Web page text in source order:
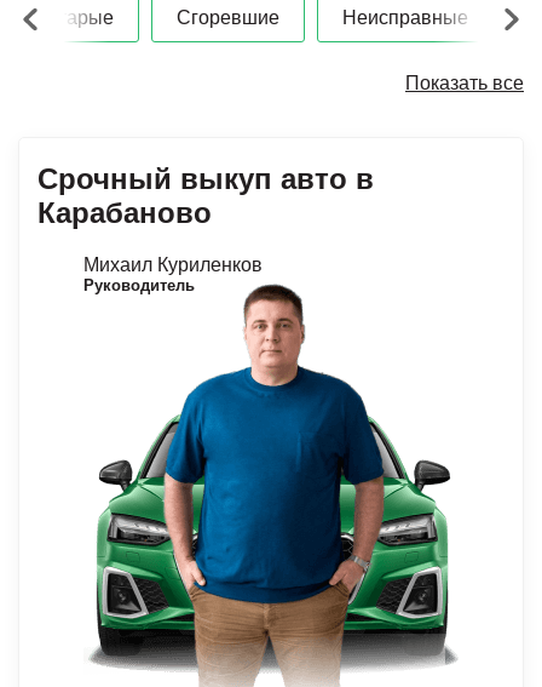
Старые Сгоревшие Неисправные
Показать все
Срочный выкуп авто в
Карабаново
Михаил Куриленков
Руководитель